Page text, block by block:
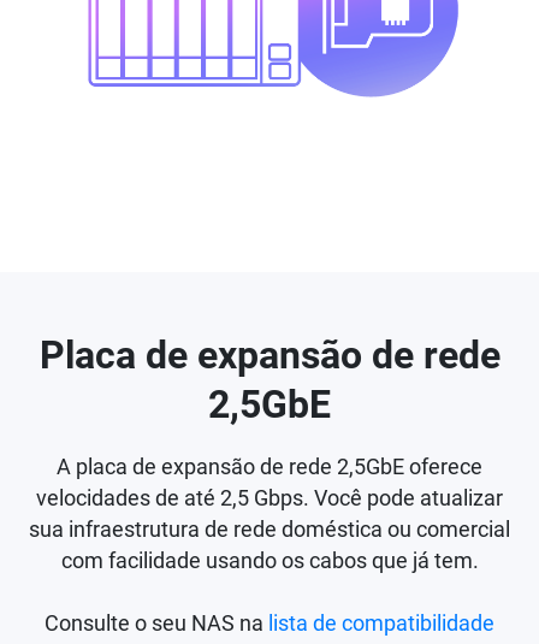
Placa de expansão de rede
2,5GbE
A placa de expansão de rede 2,5GbE oferece
velocidades de até 2,5 Gbps. Você pode atualizar
sua infraestrutura de rede doméstica ou comercial
com facilidade usando os cabos que já tem.
Consulte o seu NAS na lista de compatibilidade